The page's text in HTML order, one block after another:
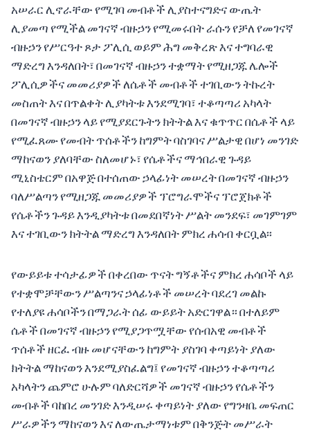
አሠራር ሊኖራቸው የሚገባ መብቶች ሊያስተናግድና ውጤት
ሊያመጣ የሚችል መገናኛ ብዙኃን የሚመሩበት ራሱን የቻለ የመገናኛ
ብዙኃን የሥርዓተ ጾታ ፖሊሲ ወይም ሕግ መቅረጽ እና ተግባራዊ
ማድረግ እንዳለበት፣ በመገናኛ ብዙኃን ተቋማት የሚዘጋጁ ሌሎች
ፖሊሲዎችና መመሪያዎች ለሴቶች መብቶች ተገቢውን ትኩረት
መስጠት እና በጥልቀት ሊያካትቱ እንደሚገባ፣ ተቆጣጣሪ አካላት
በመገናኛ ብዙኃን ላይ የሚያደርጉትን ክትትል እና ቁጥጥር በሴቶች ላይ
የሚፈጸሙ የመብት ጥሰቶችን ከግምት ባስገባና ሥልታዊ በሆነ መንገድ
ማከናወን ያለባቸው ስለመሆኑ፣ የሴቶችና ማኅበራዊ ጉዳይ
ሚኒስቴርም በአዋጅ በተሰጠው ኃላፊነት መሠረት በመገናኛ ብዙኃን
ባለሥልጣን የሚዘጋጁ መመሪያዎች ፕሮግራሞችና ፕሮጀክቶች
የሴቶችን ጉዳይ እንዲያካትቱ በመደበኛነት ሥልት መንደፍ፣ መገምገም
እና ተገቢውን ክትትል ማድረግ እንዳለበት ምክረ ሐሳብ ቀርቧል፡፡
የውይይቱ ተሳታፊዎች በቀረበው ጥናት ግኝቶችና ምክረ ሐሳቦች ላይ
የተቋሞቻቸውን ሥልጣንና ኃላፊነቶች መሠረት ባደረገ መልኩ
የተለያዩ ሐሳቦችን በማጋራት ሰፊ ውይይት አድርገዋል። በተለይም
ሴቶች በመገናኛ ብዙኃን የሚያጋጥሟቸው የሰብአዊ መብቶች
ጥሰቶች ዘርፈ ብዙ መሆናቸውን ከግምት ያስገባ ቀጣይነት ያለው
ክትትል ማከናወን እንደሚያስፈልግ፤ የመገናኛ ብዙኃን ተቆጣጣሪ
አካላትን ጨምሮ ሁሉም ባለድርሻዎች መገናኛ ብዙኃን የሴቶችን
መብቶች ባከበረ መንገድ እንዲሠሩ ቀጣይነት ያለው የግንዛቤ መፍጠር
ሥራዎችን ማከናወን እና ለውጤታማነቱም በቅንጅት መሥራት